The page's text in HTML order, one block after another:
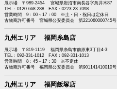
展示場 〒989-2454 宮城県岩沼市南長谷字鳥井木87
TEL：0120-668-288 FAX：0223-23-7098
営業時間 9：00～17：00 ※土・日・祝日は定休日
古物商許可番号 宮城県公安委員会 第221060000745号
九州エリア 福岡糸島店
展示場 〒819-1119 福岡県糸島市前原東3丁目4-3
TEL：092-331-1012 FAX：092-331-1013
営業時間 8：45～17：30 ※不定休
古物商許可番号 福岡県公安委員会 第901141410010号
九州エリア 福岡飯塚店